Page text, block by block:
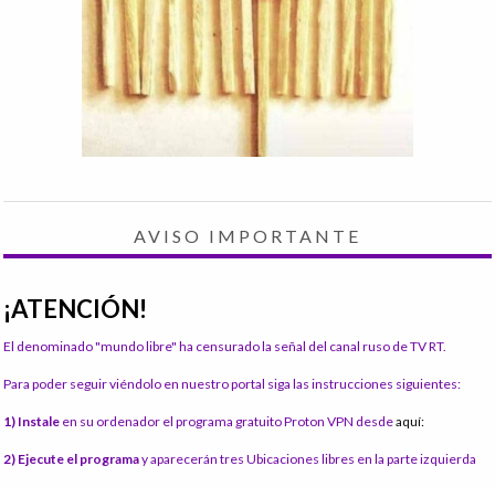
AVISO IMPORTANTE
¡ATENCIÓN!
El denominado "mundo libre" ha censurado la señal del canal ruso de TV RT.
Para poder seguir viéndolo en nuestro portal siga las instrucciones siguientes:
1) Instale en su ordenador el programa gratuito Proton VPN desdeaquí:
2) Ejecute el programay aparecerán tres Ubicaciones libres en la parte izquierda